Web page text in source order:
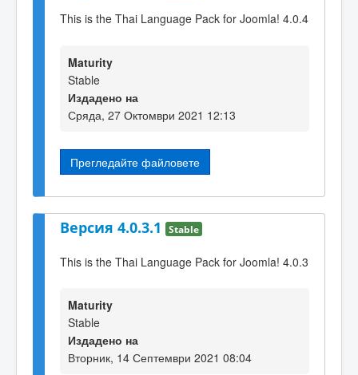
This is the Thai Language Pack for Joomla! 4.0.4
Maturity
Stable
Издадено на
Сряда, 27 Октомври 2021 12:13
Прегледайте файловете
Версия 4.0.3.1 Stable
This is the Thai Language Pack for Joomla! 4.0.3
Maturity
Stable
Издадено на
Вторник, 14 Септември 2021 08:04